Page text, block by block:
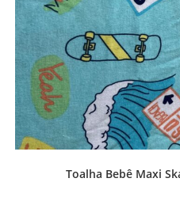
Toalha Bebê Maxi